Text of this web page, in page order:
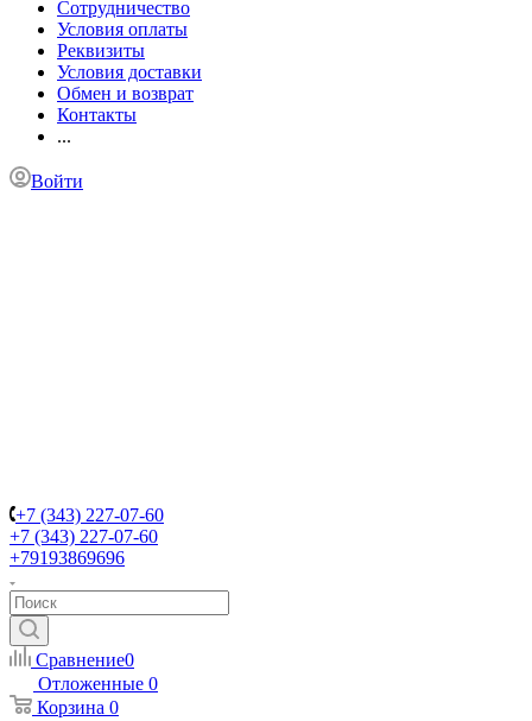
Сотрудничество
Условия оплаты
Реквизиты
Условия доставки
Обмен и возврат
Контакты
...
Войти
+7 (343) 227-07-60
+7 (343) 227-07-60
+79193869696
Сравнение0
Отложенные 0
Корзина 0